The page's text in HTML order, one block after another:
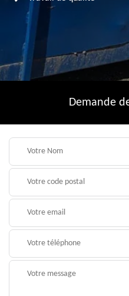
Demande